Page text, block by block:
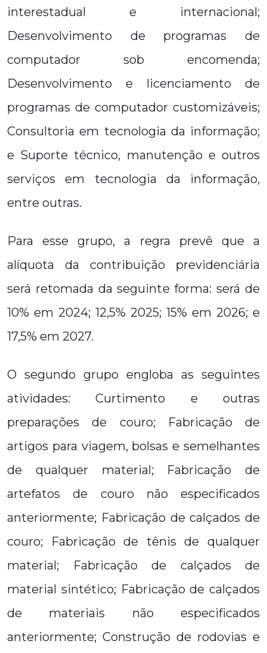
interestadual e internacional;
Desenvolvimento de programas de
computador sob encomenda;
Desenvolvimento e licenciamento de
programas de computador customizáveis;
Consultoria em tecnologia da informação;
e Suporte técnico, manutenção e outros
serviços em tecnologia da informação,
entre outras.
Para esse grupo, a regra prevê que a
alíquota da contribuição previdenciária
será retomada da seguinte forma: será de
10% em 2024; 12,5% 2025; 15% em 2026; e
17,5% em 2027.
O segundo grupo engloba as seguintes
atividades: Curtimento e outras
preparações de couro; Fabricação de
artigos para viagem, bolsas e semelhantes
de qualquer material; Fabricação de
artefatos de couro não especificados
anteriormente; Fabricação de calçados de
couro; Fabricação de tênis de qualquer
material; Fabricação de calçados de
material sintético; Fabricação de calçados
de materiais não especificados
anteriormente; Construção de rodovias e